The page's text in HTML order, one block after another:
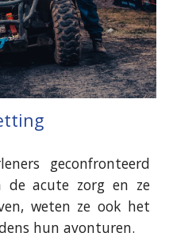
geconfronteerd
de acute zorg en ze
weten ze ook het
hun avonturen.